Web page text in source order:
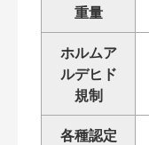
重量
ホルムア
ルデヒド
規制
各種認定